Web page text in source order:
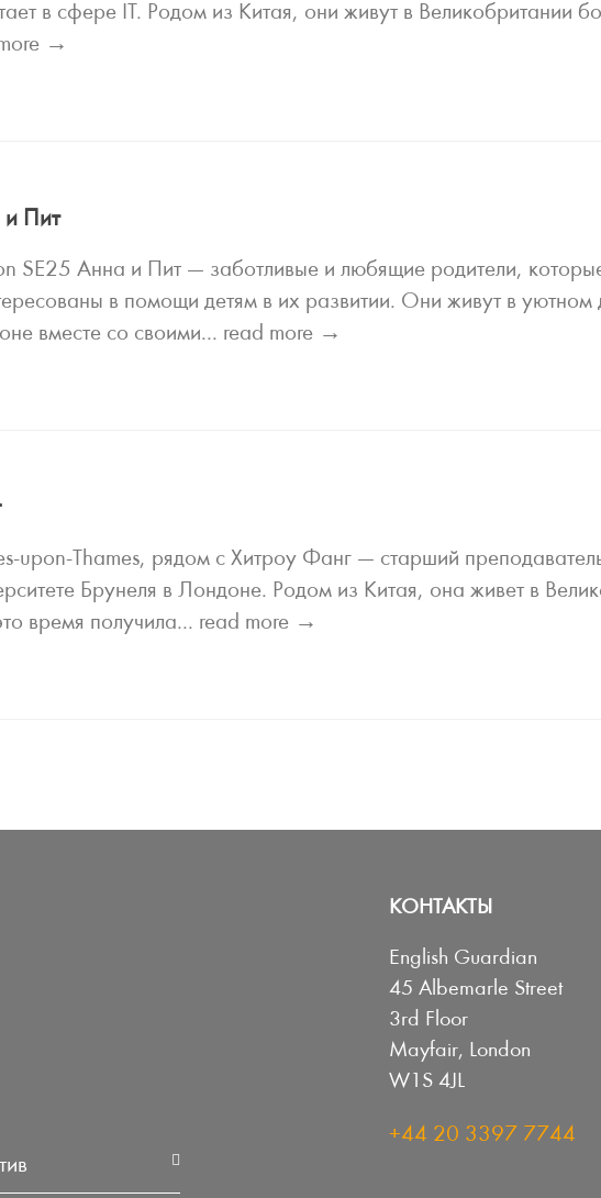
в сфере IT. Родом из Китая, они живут в Великобритании
→
Пит
SE25 Анна и Пит — заботливые и любящие родители,
в помощи детям в их развитии. Они живут в
вместе со своими... read more →
upon-Thames, рядом с Хитроу Фанг — старший
Брунеля в Лондоне. Родом из Китая, она живет в
время получила... read more →
КОНТАКТЫ
English Guardian
45 Albemarle Street
3rd Floor
Mayfair, London
W1S 4JL
+44 20 3397 7744